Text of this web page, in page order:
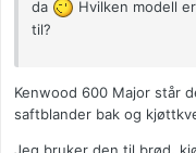
da
Hvilken modell
til?
Kenwood 600 Major står
saftblander bak og